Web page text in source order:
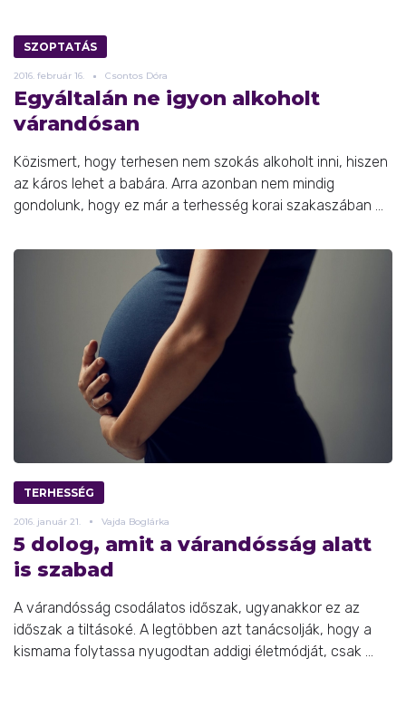
SZOPTATÁS
2016. február 16. Csontos Dóra
Egyáltalán ne igyon alkoholt
várandósan
Közismert, hogy terhesen nem szokás alkoholt inni, hiszen
az káros lehet a babára. Arra azonban nem mindig
gondolunk, hogy ez már a terhesség korai szakaszában ...
TERHESSÉG
2016. január 21. Vajda Boglárka
5 dolog, amit a várandósság alatt
is szabad
A várandósság csodálatos időszak, ugyanakkor ez az
időszak a tiltásoké. A legtöbben azt tanácsolják, hogy a
kismama folytassa nyugodtan addigi életmódját, csak ...